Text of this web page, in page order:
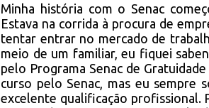
Minha história com o Senac
Estava na corrida à procura de
tentar entrar no mercado de
meio de um familiar, eu fiquei
pelo Programa Senac de
curso pelo Senac, mas eu sempre
excelente qualificação profissional.